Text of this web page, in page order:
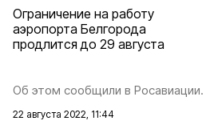
Ограничение на работу
аэропорта Белгорода
продлится до 29 августа
Об этом сообщили в Росавиации.
22 августа 2022, 11:44